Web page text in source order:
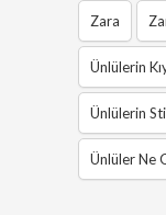
Zara
Ünlülerin
Ünlülerin
Ünlüler Ne